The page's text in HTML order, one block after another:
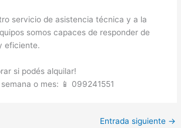
servicio de asistencia técnica y a la
somos capaces de responder de
eficiente.
si podés alquilar!
o mes: 📱 099241551
Entrada siguiente →